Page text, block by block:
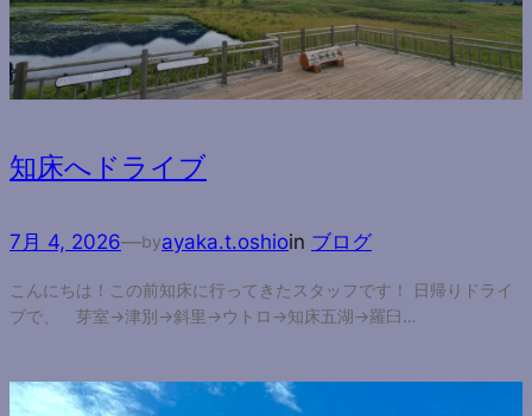
知床へドライブ
7月 4, 2026—byayaka.t.oshioin ブログ
こんにちは！この前知床に行ってきたスタッフです！ 日帰りドライ
ブで、 芽室→津別→斜里→ウトロ→知床五湖→羅臼…